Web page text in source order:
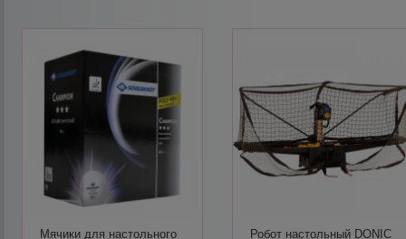
Мячики для настольного
Робот настольный DONIC